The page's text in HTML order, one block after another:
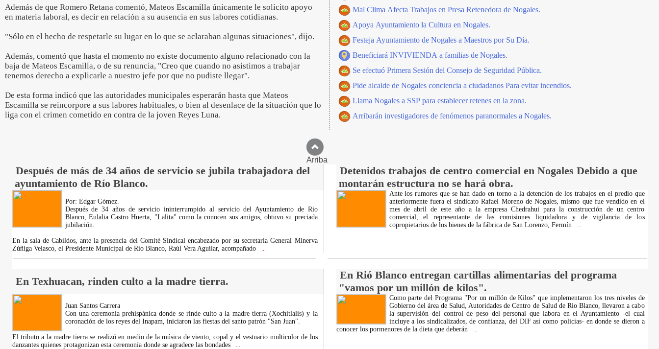
Además de que Romero Retana comentó, Mateos Escamilla únicamente le solicito apoyo
en materia laboral, es decir en relación a su ausencia en sus labores cotidianas.
"Sólo en el hecho de respetarle su lugar en lo que se aclaraban algunas situaciones", dijo.
Además, comentó que hasta el momento no existe documento alguno relacionado con la
baja de Mateos Escamilla, o de su renuncia, "Creo que cuando no asistimos a trabajar
tenemos derecho a explicarle a nuestro jefe por que no pudiste llegar".
De esta forma indicó que las autoridades municipales esperarán hasta que Mateos
Escamilla se reincorpore a sus labores habituales, o bien al desenlace de la situación que lo
liga con el crimen cometido en contra de la joven Reyes Luna.
Mal Clima Afecta Trabajos en Presa Retenedora de Nogales.
Apoya Ayuntamiento la Cultura en Nogales.
Festeja Ayuntamiento de Nogales a Maestros por Su Día.
Beneficiará INVIVIENDA a familias de Nogales.
Se efectuó Primera Sesión del Consejo de Seguridad Pública.
Pide alcalde de Nogales conciencia a ciudadanos Para evitar incendios.
Llama Nogales a SSP para establecer retenes en la zona.
Arribarán investigadores de fenómenos paranormales a Nogales.
Arriba
Después de más de 34 años de servicio se jubila trabajadora del
ayuntamiento de Río Blanco.
Detenidos trabajos de centro comercial en Nogales Debido a que
montarán estructura no se hará obra.
Por: Edgar Gómez.
Después de 34 años de servicio ininterrumpido al servicio del Ayuntamiento de Rio
Blanco, Eulalia Castro Huerta, "Lalita" como la conocen sus amigos, obtuvo su preciada
jubilación.
En la sala de Cabildos, ante la presencia del Comité Sindical encabezado por su secretaria General Minerva
Zúñiga Velasco, el Presidente Municipal de Rio Blanco, Raúl Vera Aguilar, acompañado
Ante los rumores que se han dado en torno a la detención de los trabajos en el predio que
anteriormente fuera el sindicato Rafael Moreno de Nogales, mismo que fue vendido en el
mes de abril de este año a la empresa Chedrahui para la construcción de un centro
comercial, el representante de las comisiones liquidadora y de vigilancia de los
copropietarios de los bienes de la fábrica de San Lorenzo, Fermín
En Texhuacan, rinden culto a la madre tierra.
En Rió Blanco entregan cartillas alimentarias del programa
"vamos por un millón de kilos".
Juan Santos Carrera
Con una ceremonia prehispánica donde se rinde culto a la madre tierra (Xochitlalis) y la
coronación de los reyes del Inapam, iniciaron las fiestas del santo patrón "San Juan".
El tributo a la madre tierra se realizó en medio de la música de viento, copal y el vestuario multicolor de los
danzantes quienes protagonizan esta ceremonia donde se agradece las bondades
Como parte del Programa "Por un millón de Kilos" que implementaron los tres niveles de
Gobierno del área de Salud, Autoridades de Centro de Salud de Rio Blanco, llevaron a cabo
la supervisión del control de peso del personal que labora en el Ayuntamiento -el cual
incluye a los sindicalizados, de confianza, del DIF así como policías- en donde se dieron a
conocer los pormenores de la dieta que deberán